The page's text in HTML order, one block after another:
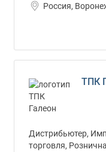
Россия,
ТПК
Дистрибьютер,
торговля,